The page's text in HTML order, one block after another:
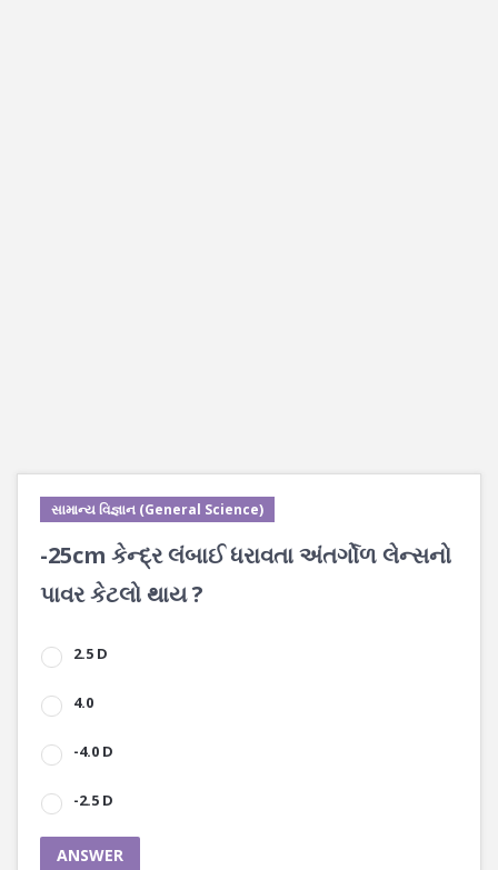
સામાન્ય વિજ્ઞાન (General Science)
-25cm કેન્દ્ર લંબાઈ ધરાવતા અંતર્ગોળ લેન્સનો
પાવર કેટલો થાય ?
2.5 D
4.0
-4.0 D
-2.5 D
ANSWER